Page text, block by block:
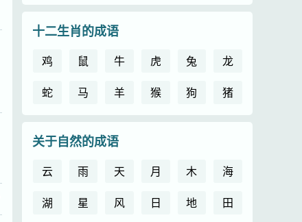
十二生肖的成语
鸡 鼠 牛 虎 兔
龙
蛇
马 羊 猴 狗 猪
关于自然的成语
云 雨 天 月 木
海
湖
星 风 日 地
田